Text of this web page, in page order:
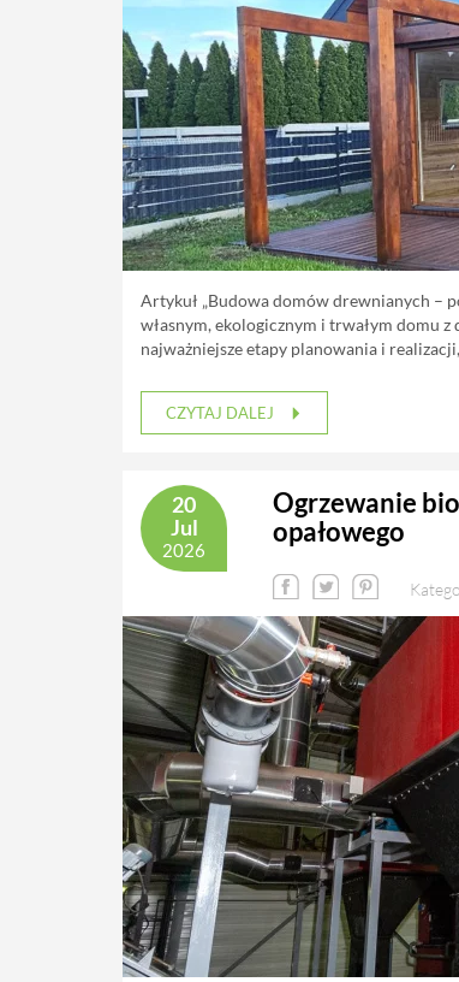
Artykuł „Budowa domów drewnianych –
własnym, ekologicznym i trwałym domu
najważniejsze etapy planowania i
CZYTAJ DALEJ
20
Jul
2026
Ogrzewanie
opałowego